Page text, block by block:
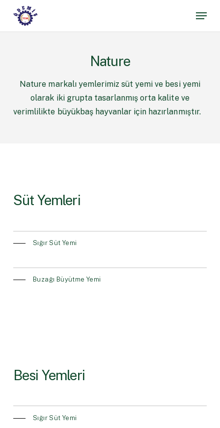
main
Menu
Nature
Nature markalı yemlerimiz süt yemi ve besi yemi
olarak iki grupta tasarlanmış orta kalite ve
verimlilikte büyükbaş hayvanlar için hazırlanmıştır.
Süt Yemleri
Sığır Süt Yemi
Buzağı Büyütme Yemi
Besi Yemleri
Sığır Süt Yemi